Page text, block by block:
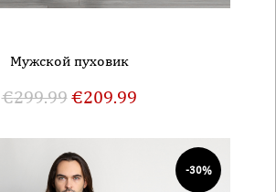
Mужской пуховик
€299.99€209.99
-30%